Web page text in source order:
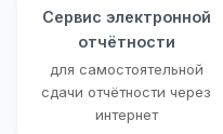
Сервис электронной
отчётности
для самостоятельной
сдачи отчётности через
интернет